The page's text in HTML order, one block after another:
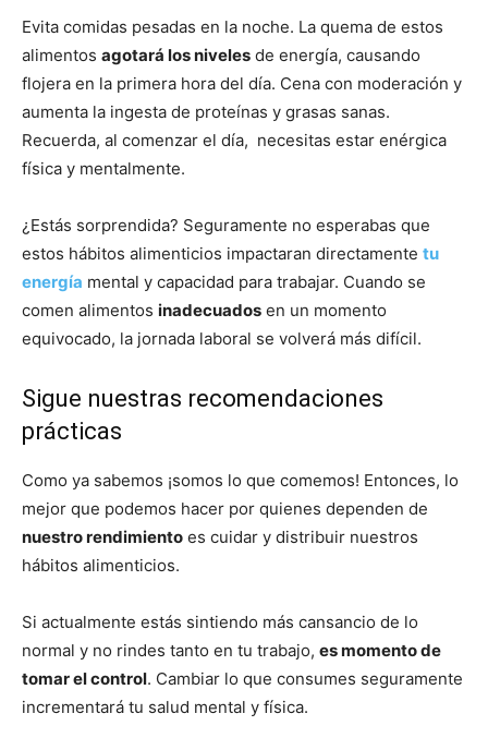
Evita comidas pesadas en la noche. La quema de estos
alimentos agotará los niveles de energía, causando
flojera en la primera hora del día. Cena con moderación y
aumenta la ingesta de proteínas y grasas sanas.
Recuerda, al comenzar el día, necesitas estar enérgica
física y mentalmente.
¿Estás sorprendida? Seguramente no esperabas que
estos hábitos alimenticios impactaran directamente tu
energía mental y capacidad para trabajar. Cuando se
comen alimentos inadecuados en un momento
equivocado, la jornada laboral se volverá más difícil.
Sigue nuestras recomendaciones
prácticas
Como ya sabemos ¡somos lo que comemos! Entonces, lo
mejor que podemos hacer por quienes dependen de
nuestro rendimiento es cuidar y distribuir nuestros
hábitos alimenticios.
Si actualmente estás sintiendo más cansancio de lo
normal y no rindes tanto en tu trabajo, es momento de
tomar el control. Cambiar lo que consumes seguramente
incrementará tu salud mental y física.